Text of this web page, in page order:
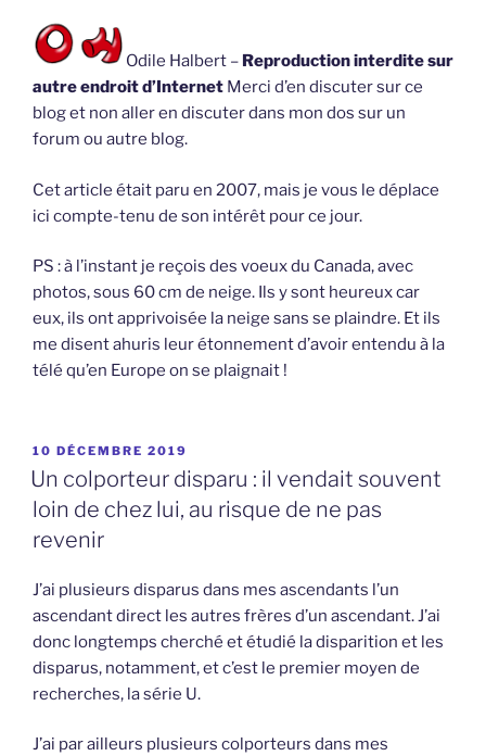
Odile Halbert – Reproduction interdite sur
autre endroit d’Internet Merci d’en discuter sur ce
blog et non aller en discuter dans mon dos sur un
forum ou autre blog.
Cet article était paru en 2007, mais je vous le déplace
ici compte-tenu de son intérêt pour ce jour.
PS : à l’instant je reçois des voeux du Canada, avec
photos, sous 60 cm de neige. Ils y sont heureux car
eux, ils ont apprivoisée la neige sans se plaindre. Et ils
me disent ahuris leur étonnement d’avoir entendu à la
télé qu’en Europe on se plaignait !
PUBLIÉ
LE
10 DÉCEMBRE 2019
Un colporteur disparu : il vendait souvent
loin de chez lui, au risque de ne pas
revenir
J’ai plusieurs disparus dans mes ascendants l’un
ascendant direct les autres frères d’un ascendant. J’ai
donc longtemps cherché et étudié la disparition et les
disparus, notamment, et c’est le premier moyen de
recherches, la série U.
J’ai par ailleurs plusieurs colporteurs dans mes